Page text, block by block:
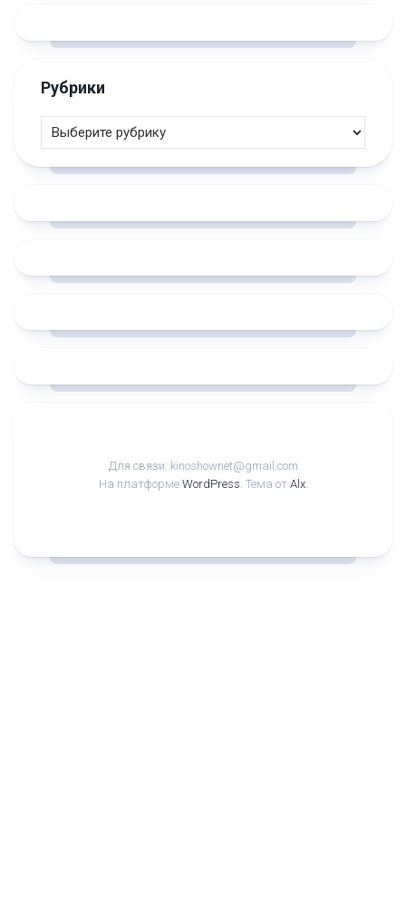
Рубрики
Для связи: kinoshownet@gmail.com
На платформе WordPress. Тема от Alx.